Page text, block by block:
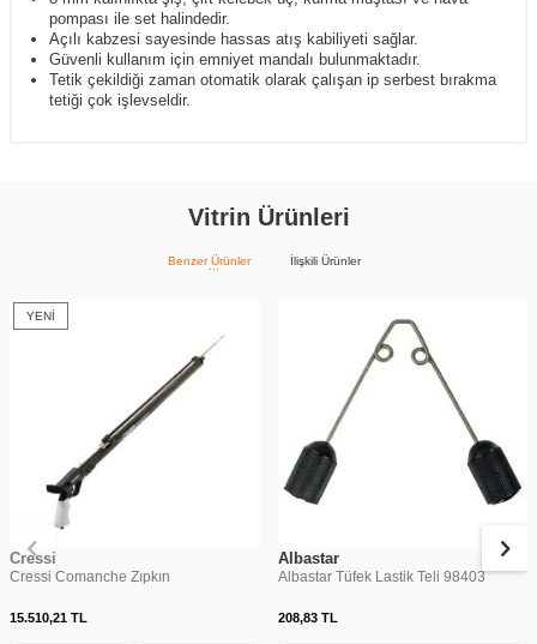
pompası ile set halindedir.
Açılı kabzesi sayesinde hassas atış kabiliyeti sağlar.
Güvenli kullanım için emniyet mandalı bulunmaktadır.
Tetik çekildiği zaman otomatik olarak çalışan ip serbest bırakma
tetiği çok işlevseldir.
Vitrin Ürünleri
Benzer Ürünler İlişkili Ürünler
YENI
Cressi
Cressi Comanche Zıpkın
15.510,21 TL
Albastar
Albastar Tüfek Lastik Teli 98403
208,83TL